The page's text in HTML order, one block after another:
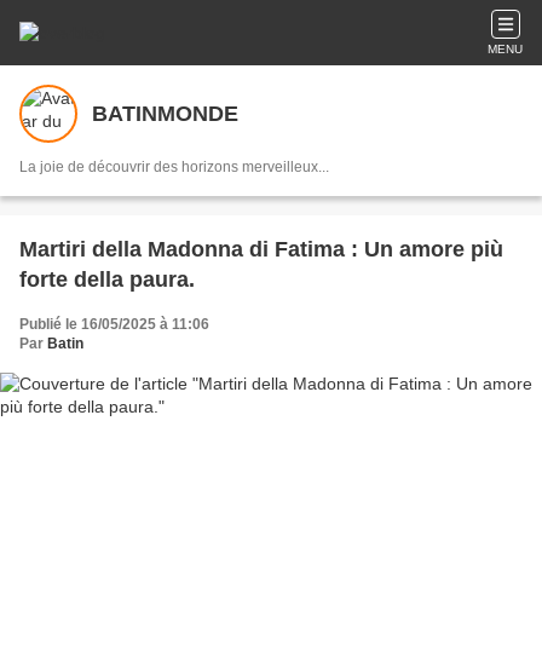
MENU
BATINMONDE
La joie de découvrir des horizons merveilleux...
Martiri della Madonna di Fatima : Un amore più
forte della paura.
Publié le 16/05/2025 à 11:06
Par Batin